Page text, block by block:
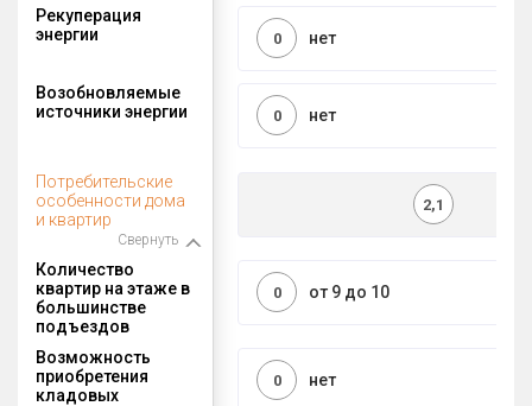
Рекуперация
энергии
нет
0
Возобновляемые
источники энергии
нет
0
Потребительские
особенности дома
и квартир
Свернуть
2,1
Количество
квартир на этаже в
большинстве
подъездов
от 9 до 10
0
Возможность
приобретения
кладовых
нет
0